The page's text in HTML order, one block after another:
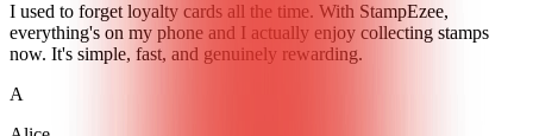
I used to forget loyalty cards all the time. With StampEzee,
everything's on my phone and I actually enjoy collecting stamps
now. It's simple, fast, and genuinely rewarding.
A